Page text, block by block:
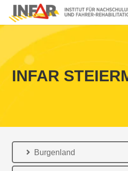
INFAR
Burgenland